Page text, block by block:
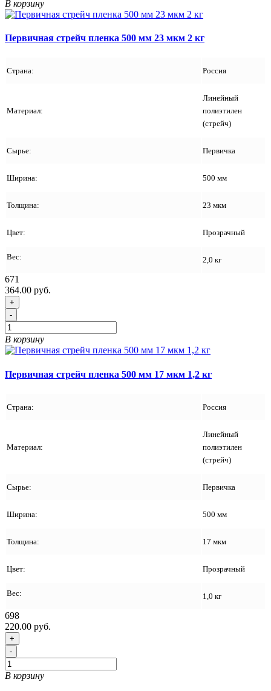
В корзину
Первичная стрейч пленка 500 мм 23 мкм 2 кг
Страна: Россия
Материал:
Линейный
полиэтилен
(стрейч)
Сырье: Первичка
Ширина: 500 мм
Толщина: 23 мкм
Цвет: Прозрачный
Вес: 2,0 кг
671
364.00 руб.
+
-
В корзину
Первичная стрейч пленка 500 мм 17 мкм 1,2 кг
Страна: Россия
Материал:
Линейный
полиэтилен
(стрейч)
Сырье: Первичка
Ширина: 500 мм
Толщина: 17 мкм
Цвет: Прозрачный
Вес: 1,0 кг
698
220.00 руб.
+
-
В корзину